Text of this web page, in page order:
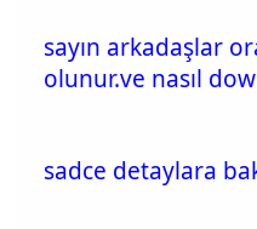
sayın arkadaşlar
olunur.ve nasıl
sadce detaylara